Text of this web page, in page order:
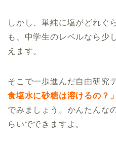
しかし、単純に塩がどれぐ
も、中学生のレベルなら少
えます。
そこで一歩進んだ自由研究
食塩水に砂糖は溶けるの？
でみましょう。かんたんな
らいでできますよ。